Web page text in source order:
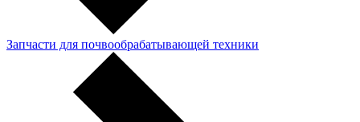
Запчасти для почвообрабатывающей техники